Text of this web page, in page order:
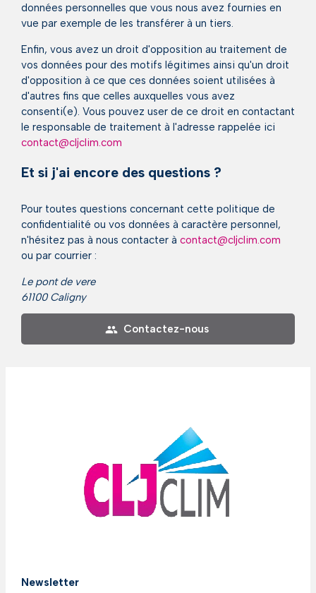
données personnelles que vous nous avez fournies en
vue par exemple de les transférer à un tiers.
Enfin, vous avez un droit d'opposition au traitement de
vos données pour des motifs légitimes ainsi qu'un droit
d'opposition à ce que ces données soient utilisées à
d'autres fins que celles auxquelles vous avez
consenti(e). Vous pouvez user de ce droit en contactant
le responsable de traitement à l'adresse rappelée ici
contact@cljclim.com
Et si j'ai encore des questions ?
Pour toutes questions concernant cette politique de
confidentialité ou vos données à caractère personnel,
n'hésitez pas à nous contacter à contact@cljclim.com
ou par courrier :
Le pont de vere
61100 Caligny
people Contactez-nous
Newsletter